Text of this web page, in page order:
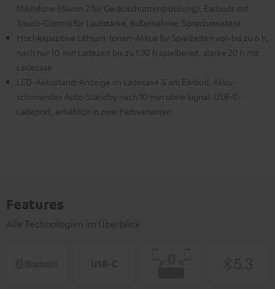
Mikrofone (davon 2 für Geräuschunterdrückung), Earbuds mit
Touch-Control für Lautstärke, Rufannahme, Sprachassistent
Hochkapazitive Lithium-Ionen-Akkus für Spielzeiten von bis zu 6 h,
nach nur 10 min Ladezeit bis zu 1:30 h spielbereit, starke 20 h mit
Ladecase
LED-Akkustand-Anzeige im Ladecase & am Earbud, Akku-
schonendes Auto-Standby nach 10 min ohne Signal, USB-C-
Ladeport, erhältlich in zwei Farbvarianten
Features
Alle Technologien im Überblick